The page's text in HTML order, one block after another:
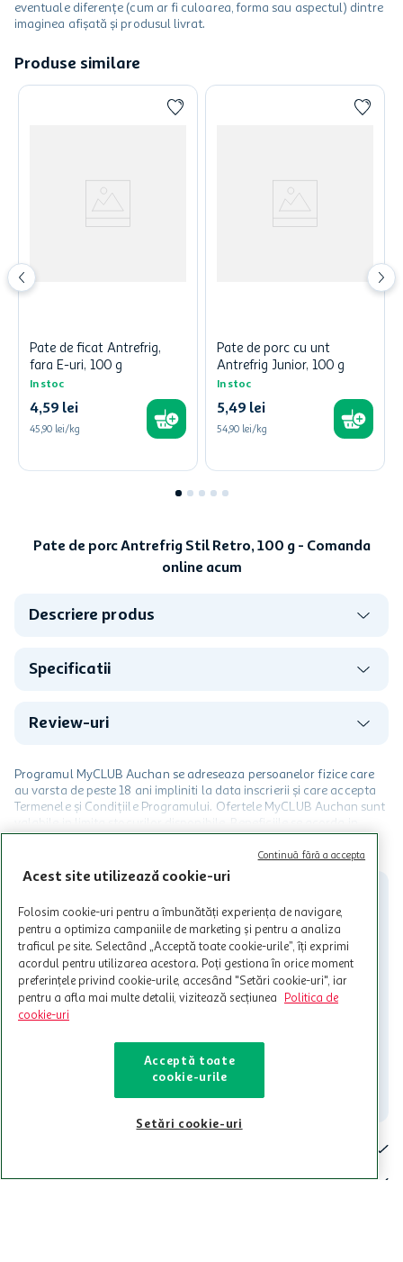
eventuale diferențe (cum ar fi culoarea, forma sau aspectul) dintre
imaginea afișată și produsul livrat.
Produse similare
Pate de ficat Antrefrig,
fara E-uri, 100 g
In stoc
4,59 lei
45,90 lei/kg
Pate de porc cu unt
Antrefrig Junior, 100 g
In stoc
5,49 lei
54,90 lei/kg
Pate de porc Antrefrig Stil Retro, 100 g - Comanda
online acum
Descriere produs
Specificatii
Review-uri
Programul MyCLUB Auchan se adreseaza persoanelor fizice care
au varsta de peste 18 ani impliniti la data inscrierii și care accepta
Termenele și Condițiile Programului. Ofertele MyCLUB Auchan sunt
Cardul poate fi utilizat doar in legatura cu magazinele Auchan
participante și pentru acțiuni promotionale indicate de Auchan si
nu raspunde pentru imposibilitatea utilizarii Cardului in perioada in
care aceste este suspendat sau in perioada in care sunt efectuate
intretineri sau reparatii tehnice la sistemul de utilizarea al Cardului.
Contacteaza-ne!
021-9141 contact@auchan.ro
Contact
Cine suntem
Acest site utilizează cookie-uri
Folosim cookie-uri pentru a îmbunătăți experiența de navigare,
pentru a optimiza campaniile de marketing și pentru a analiza
traficul pe site. Selectând „Acceptă toate cookie-urile”, îți exprimi
acordul pentru utilizarea acestora. Poți gestiona în orice moment
preferințele privind cookie-urile, accesând "Setări cookie-uri", iar
pentru a afla mai multe detalii, vizitează secțiunea
Politica de
cookie-uri
Acceptă toate
cookie-urile
Setări cookie-uri
Continuă fără a accepta